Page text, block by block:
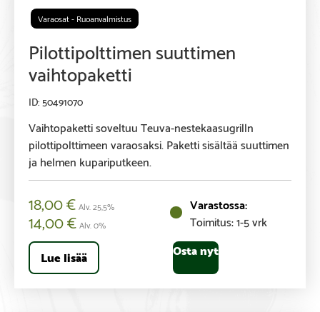
Varaosat - Ruoanvalmistus
Pilottipolttimen suuttimen
vaihtopaketti
50491070
Vaihtopaketti soveltuu Teuva-nestekaasugrilln
pilottipolttimeen varaosaksi. Paketti sisältää suuttimen
ja helmen kupariputkeen.
Toimitus: 1-5 vrk
18,00€Alv. 25,5%
14,00€Alv. 0%
Lue lisää Osta nyt